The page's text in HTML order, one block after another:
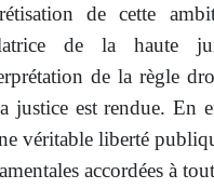
de cette
de la haute
de la règle
justice est rendue. En
véritable liberté
accordées à